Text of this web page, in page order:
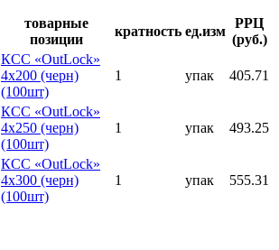
товарные
позиции
кратность ед.изм
РРЦ
(руб.)
КСС «OutLock»
4x200 (черн)
(100шт)
1 упак 405.71
КСС «OutLock»
4x250 (черн)
(100шт)
1 упак 493.25
КСС «OutLock»
4x300 (черн)
(100шт)
1 упак 555.31